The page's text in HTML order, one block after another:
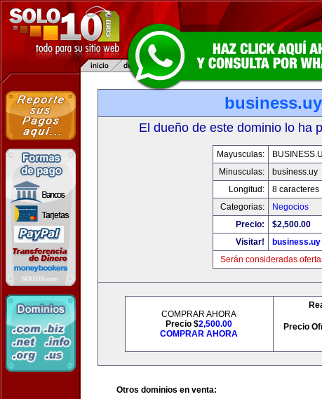
business.uy
El dueño de este dominio lo ha
Mayusculas:
Minusculas:
business.uy
Longitud:
8 caracteres
Categorias:
Negocios
Precio:
$2,500.00
Visitar!
business.uy
Serán consideradas
COMPRAR AHORA
Precio $2,500.00
COMPRAR AHORA
Precio
Otros dominios en venta: